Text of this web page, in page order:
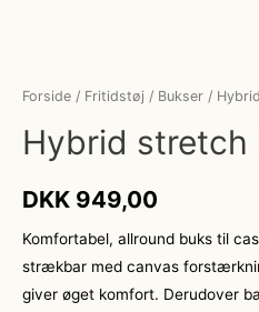
Forside / Fritidstøj / Bukser /
Hybrid stretch
DKK 949,00
Komfortabel, allround buks til
strækbar med canvas
giver øget komfort. Derudover